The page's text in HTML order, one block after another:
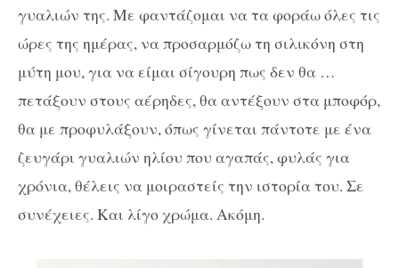
γυαλιών της. Με φαντάζομαι να τα φοράω όλες τις
ώρες της ημέρας, να προσαρμόζω τη σιλικόνη στη
μύτη μου, για να είμαι σίγουρη πως δεν θα …
πετάξουν στους αέρηδες, θα αντέξουν στα μποφόρ,
θα με προφυλάξουν, όπως γίνεται πάντοτε με ένα
ζευγάρι γυαλιών ηλίου που αγαπάς, φυλάς για
χρόνια, θέλεις να μοιραστείς την ιστορία του. Σε
συνέχειες. Και λίγο χρώμα. Ακόμη.